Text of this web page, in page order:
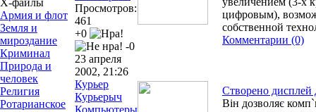
Х-файлы
Армия и флот
Земля и
мироздание
Криминал
Природа и
человек
Религия
Ротарианское
Просмотров:
461
+0
-0
цифровым),
собственной
Комментарии (0)
23 апреля
2002, 21:26
Курьер
Курьерыч
Компьютеры
Створено дисплей
Він дозволяє